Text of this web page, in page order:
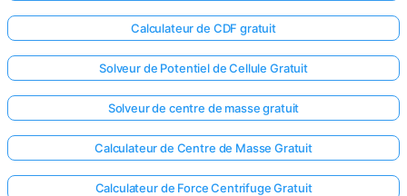
Calculateur de CDF gratuit
Solveur de Potentiel de Cellule Gratuit
Solveur de centre de masse gratuit
Calculateur de Centre de Masse Gratuit
Calculateur de Force Centrifuge Gratuit